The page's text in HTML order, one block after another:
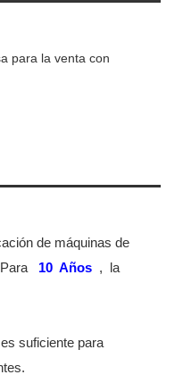
de máquinas de
Para 10 Años ,
la
es suficiente para